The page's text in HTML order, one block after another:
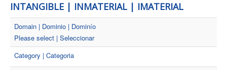
INTANGIBLE | INMATERIAL | IMATERIAL
Domain | Dominio | Dominío
Please select | Seleccionar
Category | Categoria